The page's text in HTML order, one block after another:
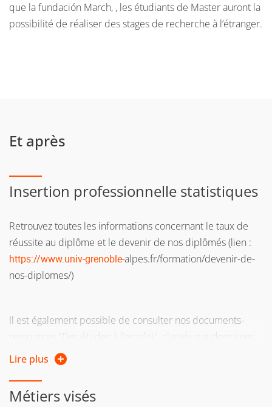
7. Disposer de compétences rédactionnelles en espagnol
que la fundación March, , les étudiants de Master auront la
possibilité de réaliser des stages de recherche à l’étranger.
Et après
Insertion professionnelle statistiques
Retrouvez toutes les informations concernant le taux de
réussite au diplôme et le devenir de nos diplômés (lien :
https://www.univ-grenoble-alpes.fr/formation/devenir-de-
nos-diplomes/)
Il est également possible de consulter nos documents-
ressources "Des études à l’emploi", classés par domaines
de formation (lien : https://prose.univ-grenoble-
alpes.fr/metiers-secteurs/choisir-une-thematique-ou-un-
secteur/)
Lire plus
Métiers visés